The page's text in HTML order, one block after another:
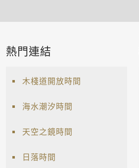
熱門連結
木棧道開放時間
海水潮汐時間
天空之鏡時間
日落時間